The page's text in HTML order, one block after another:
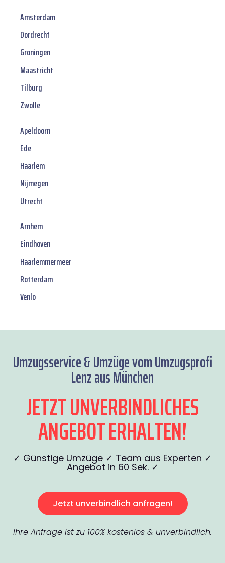
Amsterdam
Dordrecht
Groningen
Maastricht
Tilburg
Zwolle
Apeldoorn
Ede
Haarlem
Nijmegen
Utrecht
Arnhem
Eindhoven
Haarlemmermeer
Rotterdam
Venlo
Umzugsservice & Umzüge vom Umzugsprofi
Lenz aus München
JETZT UNVERBINDLICHES
ANGEBOT ERHALTEN!
✓ Günstige Umzüge ✓ Team aus Experten ✓
Angebot in 60 Sek. ✓
Jetzt unverbindlich anfragen!
Ihre Anfrage ist zu 100% kostenlos & unverbindlich.